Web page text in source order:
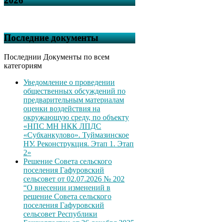
Последние документы
Последнии Документы по всем
категориям
Уведомление о проведении
общественных обсуждений по
предварительным материалам
оценки воздействия на
окружающую среду, по объекту
«НПС МН НКК ЛПДС
«Субханкулово». Туймазинское
НУ. Реконструкция. Этап 1. Этап
2»
Решение Совета сельского
поселения Гафуровский
сельсовет от 02.07.2026 № 202
“О внесении изменений в
решение Совета сельского
поселения Гафуровский
сельсовет Республики